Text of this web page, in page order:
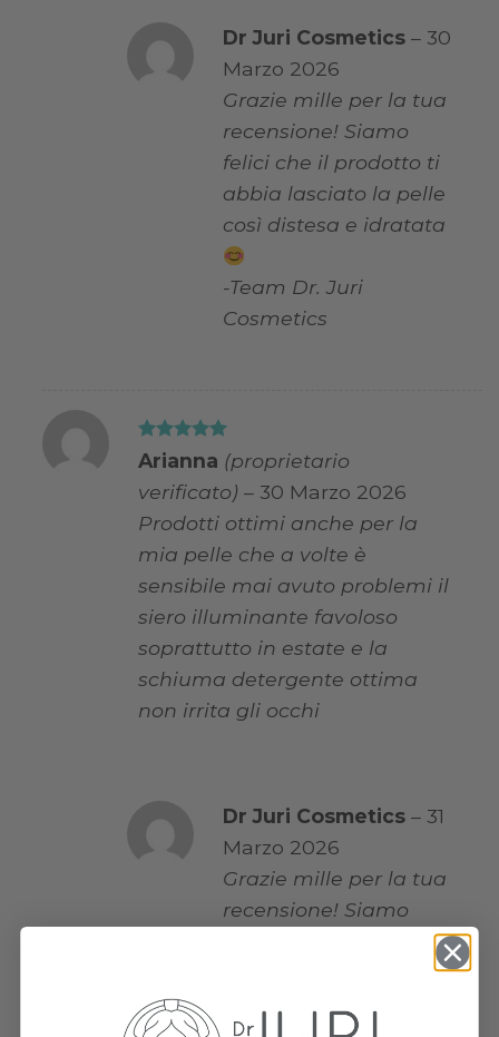
Dr Juri Cosmetics – 30
Marzo 2026
Grazie mille per la tua
recensione! Siamo
felici che il prodotto ti
abbia lasciato la pelle
così distesa e idratata
-Team Dr. Juri
Cosmetics
Valutato5
su 5
Arianna (proprietario
verificato) – 30 Marzo 2026
Prodotti ottimi anche per la
mia pelle che a volte è
sensibile mai avuto problemi il
siero illuminante favoloso
soprattutto in estate e la
schiuma detergente ottima
non irrita gli occhi
Dr Juri Cosmetics – 31
Marzo 2026
Grazie mille per la tua
recensione! Siamo